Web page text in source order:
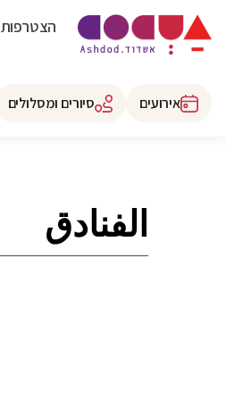
אירועים סיורים ומסלולים
الفنادق